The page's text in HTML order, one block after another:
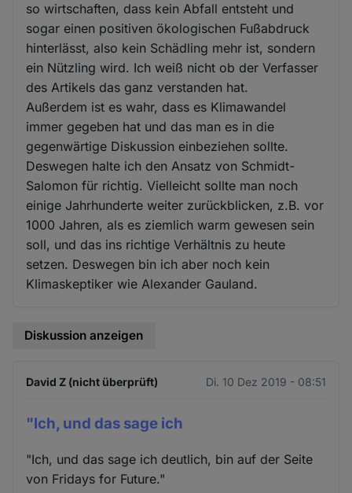
so wirtschaften, dass kein Abfall entsteht und
sogar einen positiven ökologischen Fußabdruck
hinterlässt, also kein Schädling mehr ist, sondern
ein Nützling wird. Ich weiß nicht ob der Verfasser
des Artikels das ganz verstanden hat.
Außerdem ist es wahr, dass es Klimawandel
immer gegeben hat und das man es in die
gegenwärtige Diskussion einbeziehen sollte.
Deswegen halte ich den Ansatz von Schmidt-
Salomon für richtig. Vielleicht sollte man noch
einige Jahrhunderte weiter zurückblicken, z.B. vor
1000 Jahren, als es ziemlich warm gewesen sein
soll, und das ins richtige Verhältnis zu heute
setzen. Deswegen bin ich aber noch kein
Klimaskeptiker wie Alexander Gauland.
Diskussion anzeigen
David Z (nicht überprüft) Di. 10 Dez 2019 - 08:51
"Ich, und das sage ich
"Ich, und das sage ich deutlich, bin auf der Seite
von Fridays for Future."